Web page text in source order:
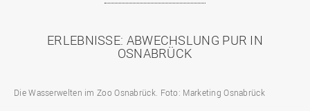
ERLEBNISSE: ABWECHSLUNG PUR IN
OSNABRÜCK
Die Wasserwelten im Zoo Osnabrück. Foto: Marketing Osnabrück